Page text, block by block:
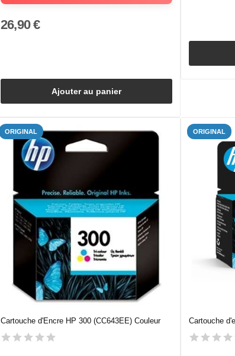
26,90 €
Ajouter au panier
ORIGINAL
Cartouche d'Encre HP 300 (CC643EE) Couleur
ORIGINAL
Cartouche